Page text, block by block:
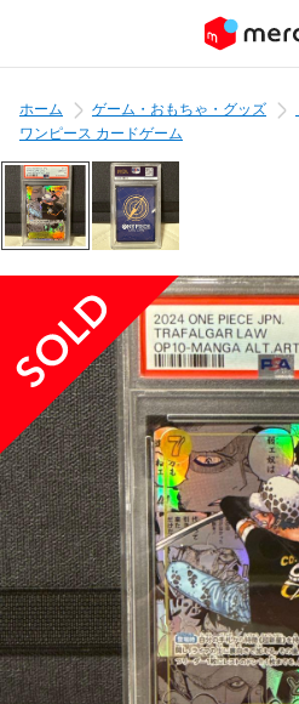
ホーム ゲーム・おもちゃ・グッズ
ワンピース カードゲーム